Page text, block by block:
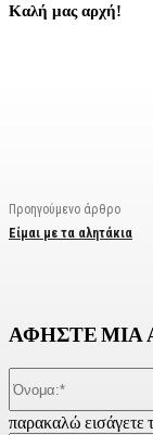
Καλή μας αρχή!
Προηγούμενο άρθρο
Είμαι με τα αλητάκια
ΑΦΗΣΤΕ ΜΙΑ
παρακαλώ εισάγετε